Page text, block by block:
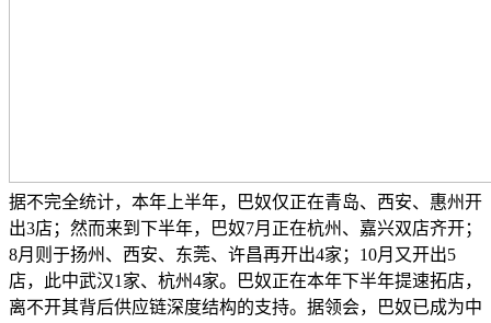
据不完全统计，本年上半年，巴奴仅正在青岛、西安、惠州开
出3店；然而来到下半年，巴奴7月正在杭州、嘉兴双店齐开；
8月则于扬州、西安、东莞、许昌再开出4家；10月又开出5
店，此中武汉1家、杭州4家。巴奴正在本年下半年提速拓店，
离不开其背后供应链深度结构的支持。据领会，巴奴已成为中